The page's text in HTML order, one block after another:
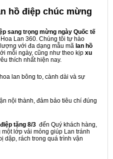
hồ điệp chúc mừng
sang trọng mừng ngày Quốc tế
Lan 360. Chúng tôi tự hào
với đa dạng mẫu mã lan hồ
mỗi ngày, cũng như theo kịp xu
thích nhất hiện nay.
lan bông to, cành dài và sự
nội thành, đảm bảo tiêu chí đúng
tặng 8/3 đến Quý khách hàng,
lớp vải mỏng giúp Lan tránh
dập, rách trong quá trình vận